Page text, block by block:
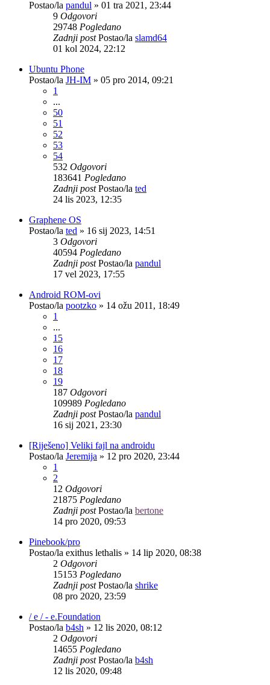
Postao/la pandul » 01 tra 2021, 23:44
9 Odgovori
29748 Pogledano
Zadnji postPostao/la slamd64
01 kol 2024, 22:12
Ubuntu Phone
Postao/la JH-IM » 05 pro 2014, 09:21
1
...
50
51
52
53
54
532 Odgovori
183641 Pogledano
Zadnji postPostao/la ted
24 lis 2023, 12:35
Graphene OS
Postao/la ted » 16 sij 2023, 14:51
3 Odgovori
40594 Pogledano
Zadnji postPostao/la pandul
17 vel 2023, 17:55
Android ROM-ovi
Postao/la pootzko » 14 ožu 2011, 18:49
1
...
15
16
17
18
19
187 Odgovori
109989 Pogledano
Zadnji postPostao/la pandul
16 sij 2021, 23:30
[Riješeno] Veliki fajl na androidu
Postao/la Jeremija » 12 pro 2020, 23:44
1
2
12 Odgovori
21875 Pogledano
Zadnji postPostao/la bertone
14 pro 2020, 09:53
Pinebook/pro
Postao/la exithus lethalis » 14 lip 2020, 08:38
2 Odgovori
15153 Pogledano
Zadnji postPostao/la shrike
08 pro 2020, 23:59
/ e / - e.Foundation
Postao/la b4sh » 12 lis 2020, 08:12
2 Odgovori
14655 Pogledano
Zadnji postPostao/la b4sh
12 lis 2020, 09:48